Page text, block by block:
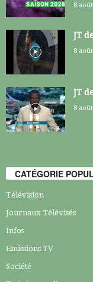
8
JT
8
JT
8
CATÉGORIE
Télévision
Journaux Télévisés
Infos
Emissions TV
Société